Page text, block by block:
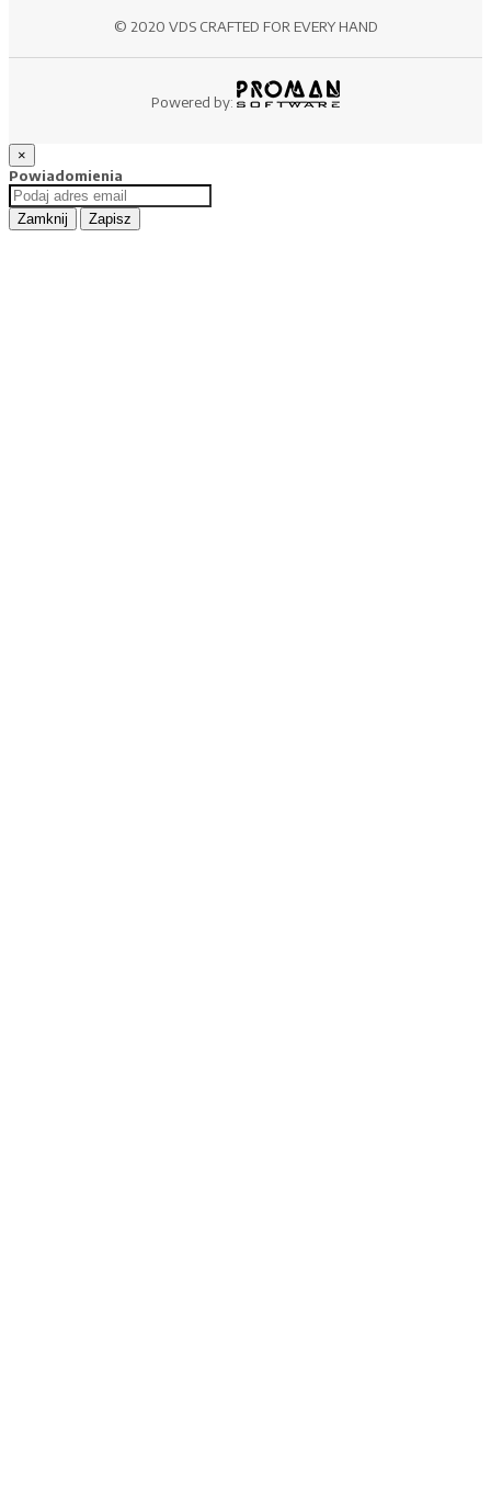
© 2020 VDS CRAFTED FOR EVERY HAND
Powered by:
×
Powiadomienia
Zamknij Zapisz